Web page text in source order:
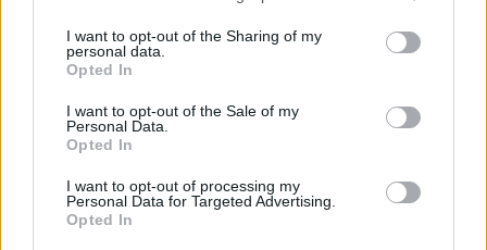
I want to opt-out of the Sharing of my
personal data.
Opted In
I want to opt-out of the Sale of my
Personal Data.
Opted In
I want to opt-out of processing my
Personal Data for Targeted Advertising.
Opted In
Pues nop ni aceite ni anticogelante.No se que hacer he pedido
Texa aver sí hay fallo y nada....buaaa no se que hacer más
Responder